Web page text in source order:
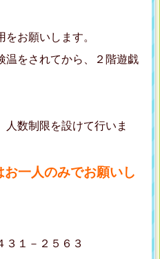
お願いします。
をされてから、２階遊戯
数制限を設けて行いま
一人のみでお願いし
３１－２５６３